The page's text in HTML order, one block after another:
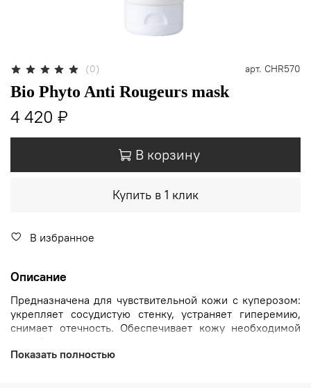
(0) арт. CHR570
Bio Phyto Anti Rougeurs mask
4 420 ₽
В корзину
Купить в 1 клик
В избранное
Описание
Предназначена для чувствительной кожи с куперозом:
укрепляет сосудистую стенку, устраняет гиперемию,
снимает отечность. Обеспечивает кожу необходимой
Показать полностью